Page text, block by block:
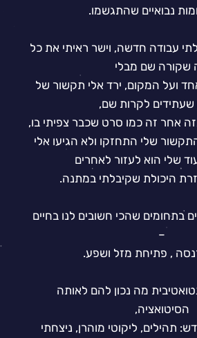
נבואיים שהתגשמו.
20, התחלתי עבודה חדשה, וישר ראיתי את כל
שקורה שם מבלי
ועל המקום, ירד אלי תקשור של
שעתידים לקרות שם,
אחר זה כמו סרט שכבר צפיתי בו,
שלי התחזקו ולא הגיעו אלי
שלי הוא לעזור לאחרים
היכולת שקיבלתי במתנה.
בתחומים שהכי חשובים לנו בחיים
–
, פתיחת מזל ושפע.
מה נכון להם לאותה
הסיטואציה,
תהילים, ליקוטי מוהרן, ניצחתי